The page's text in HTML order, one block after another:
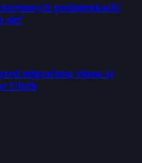
podmienkach!
sieť
migračnou vlnou aj
Uhrík